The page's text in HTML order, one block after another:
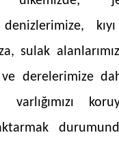
kıyı
sulak
derelerimize
varlığımızı